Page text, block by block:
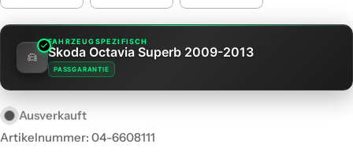
FAHRZEUGSPEZIFISCH
Skoda Octavia Superb 2009-2013
PASSGARANTIE
Ausverkauft
Artikelnummer: 04-6608111